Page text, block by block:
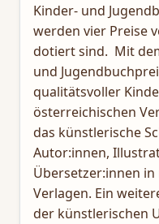
Kinder- und
werden vier Preise
dotiert sind. Mit
und
qualitätsvoller
österreichischen
das künstlerische
Autor:innen,
Übersetzer:innen
Verlagen. Ein
der künstlerischen